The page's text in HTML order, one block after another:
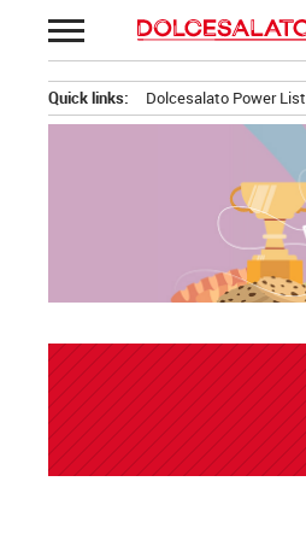
Passa
al
Quick links: Dolcesalato Power List